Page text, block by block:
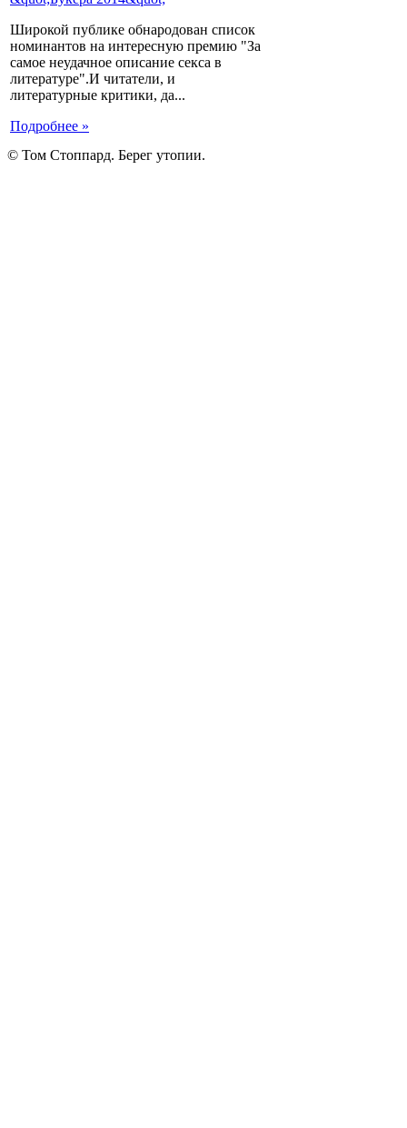
Широкой публике обнародован список
номинантов на интересную премию "За
самое неудачное описание секса в
литературе".И читатели, и
литературные критики, да...
Подробнее »
© Том Стоппард. Берег утопии.